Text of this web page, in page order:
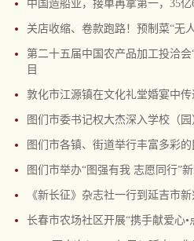
中国造船业，接单再拿第一，35
关店收缩、卷款跑路！预制菜“无
第二十五届中国农产品加工投洽
目
敦化市江源镇在文化礼堂婚宴中
图们市委书记权大杰深入学校（
图们市各镇、街道举行丰富多彩
图们市举办“图强有我 志愿同行”
《新长征》杂志社一行到延吉市
长春市农场社区开展“携手献爱心•